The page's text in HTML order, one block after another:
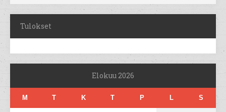
Tulokset
Elokuu 2026
M T K T P L S